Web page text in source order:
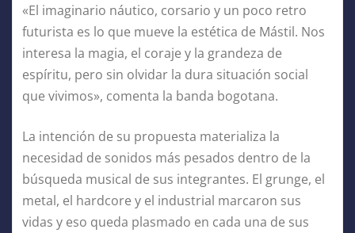
«El imaginario náutico, corsario y un poco retro
futurista es lo que mueve la estética de Mástil. Nos
interesa la magia, el coraje y la grandeza de
espíritu, pero sin olvidar la dura situación social
que vivimos», comenta la banda bogotana.
La intención de su propuesta materializa la
necesidad de sonidos más pesados dentro de la
búsqueda musical de sus integrantes. El grunge, el
metal, el hardcore y el industrial marcaron sus
vidas y eso queda plasmado en cada una de sus